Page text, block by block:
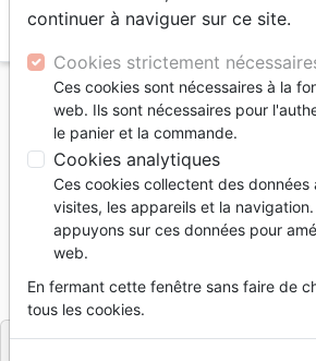
Accueil Livres
Témoignages,
Le jour où tout a basculé - Le
Le jour où tout a basculé
Le récit d'un miracle
Auteur :Michaël Druart
Référence CRPUB9167 EAN
EditeurCroire Publications
continuer à naviguer sur ce site.
Cookies strictement
Ces cookies sont nécessaires à la
web. Ils sont nécessaires pour
le panier et la commande.
Cookies analytiques
Ces cookies collectent des données
visites, les appareils et la
appuyons sur ces données pour
web.
En fermant cette fenêtre sans faire de
tous les cookies.